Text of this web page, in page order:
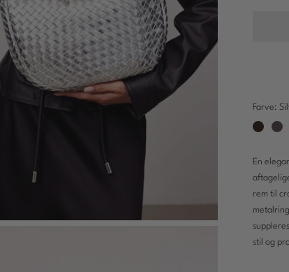
Farve:
Grey
En
rem til
stil og